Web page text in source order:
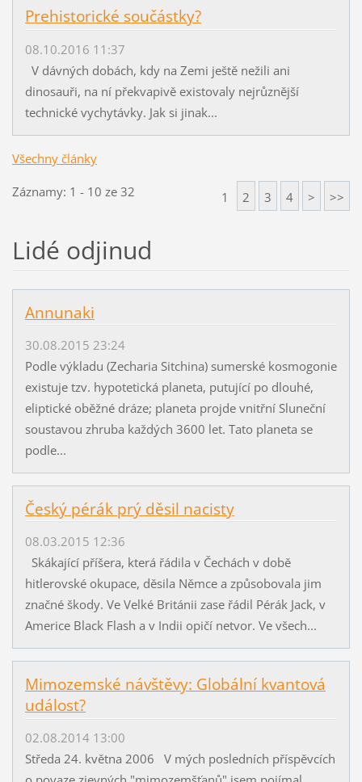
Prehistorické součástky?
08.10.2016 11:37
V dávných dobách, kdy na Zemi ještě nežili ani
dinosauři, na ní překvapivě existovaly nejrůznější
technické vychytávky. Jak si jinak...
Všechny články
Záznamy: 1 - 10 ze 32 1 2 3 4 > >>
Lidé odjinud
Annunaki
30.08.2015 23:24
Podle výkladu (Zecharia Sitchina) sumerské kosmogonie
existuje tzv. hypotetická planeta, putující po dlouhé,
eliptické oběžné dráze; planeta projde vnitřní Sluneční
soustavou zhruba každých 3600 let. Tato planeta se
podle...
Český pérák prý děsil nacisty
08.03.2015 12:36
Skákající příšera, která řádila v Čechách v době
hitlerovské okupace, děsila Němce a způsobovala jim
značné škody. Ve Velké Británii zase řádil Pérák Jack, v
Americe Black Flash a v Indii opičí netvor. Ve všech...
Mimozemské návštěvy: Globální kvantová
událost?
02.08.2014 13:00
Středa 24. května 2006 V mých posledních příspěvcích